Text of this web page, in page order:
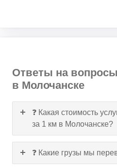
Ответы на
в Молочанске
❓ Какая стоимость
за 1 км в Молочанске?
❓ Какие грузы мы